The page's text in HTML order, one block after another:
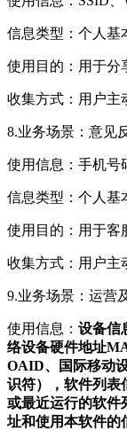
信息类型：个人基
使用目的：用于分
收集方式：用户主
8.业务场景：意见
使用信息：手机号
信息类型：个人基
使用目的：用于客
收集方式：用户主
9.业务场景：运营
使用信息： 设备信
络设备硬件地址
OAID、国际移动
识符），软件列表
或最近运行的软件
址和使用本软件的